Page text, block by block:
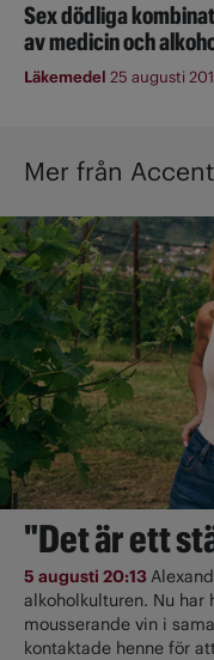
Sex dödliga
av medicin och
Läkemedel 25 augusti
Mer från Accent
"Det är ett
5 augusti 20:13
alkoholkulturen. Nu
mousserande vin i
kontaktade henne för